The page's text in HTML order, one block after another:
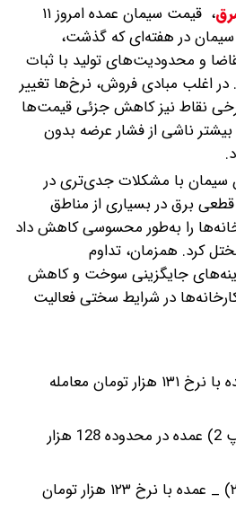
،
قیمت سیمان عمده امروز ۱۱
بازار سیمان در هفته‌ای که گذشت،
و محدودیت‌های تولید با ثبات
اغلب مبادی فروش، نرخ‌ها تغییر
نقاط نیز کاهش جزئی قیمت‌ها
ناشی از فشار عرضه بدون
سیمان با مشکلات جدی‌تری در
برق در بسیاری از مناطق
را به‌طور محسوسی کاهش داد
کرد. همزمان، تداوم
جایگزینی سوخت و کاهش
در شرایط سختی فعالیت
سیمان پاکتی فارس _ عمده با نرخ ۱۳۱ هزار تومان معامله
سیمان پاکتی آبیک _ (تیپ 2) عمده در محدوده 128 هزار
سیمان پاکتی داراب (تیپ۲) _ عمده با نرخ ۱۲۳ هزار تومان